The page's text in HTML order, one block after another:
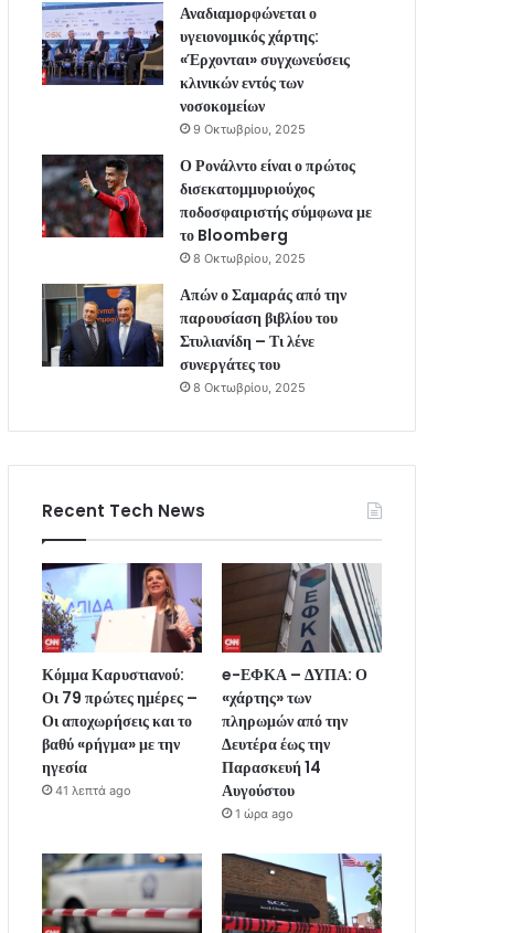
Αναδιαμορφώνεται ο
υγειονομικός χάρτης:
«Έρχονται» συγχωνεύσεις
κλινικών εντός των
νοσοκομείων
9 Οκτωβρίου, 2025
Ο Ρονάλντο είναι ο πρώτος
δισεκατομμυριούχος
ποδοσφαιριστής σύμφωνα με
το Bloomberg
8 Οκτωβρίου, 2025
Απών ο Σαμαράς από την
παρουσίαση βιβλίου του
Στυλιανίδη – Τι λένε
συνεργάτες του
8 Οκτωβρίου, 2025
Recent Tech News
Κόμμα Καρυστιανού:
Οι 79 πρώτες ημέρες –
Οι αποχωρήσεις και το
βαθύ «ρήγμα» με την
ηγεσία
41 λεπτά ago
e-ΕΦΚΑ – ΔΥΠΑ: Ο
«χάρτης» των
πληρωμών από την
Δευτέρα έως την
Παρασκευή 14
Αυγούστου
1 ώρα ago